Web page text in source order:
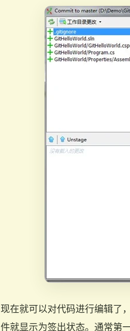
现在就可以对代码进行编辑了
件就显示为签出状态。通常第